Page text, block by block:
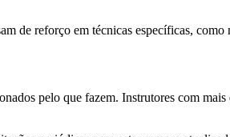
de reforço em técnicas específicas,
pelo que fazem. Instrutores com